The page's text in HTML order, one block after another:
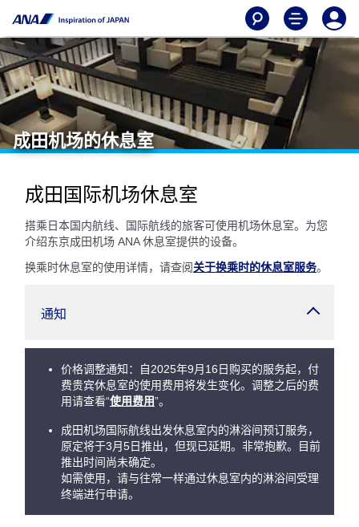
成田机场的休息室
成田国际机场休息室
搭乘日本国内航线、国际航线的旅客可使用机场休息室。为您
介绍东京成田机场 ANA 休息室提供的设备。
换乘时休息室的使用详情，请查阅关于换乘时的休息室服务。
通知
价格调整通知：自2025年9月16日购买的服务起，付
费贵宾休息室的使用费用将发生变化。调整之后的费
用请查看“使用费用”。
成田机场国际航线出发休息室内的淋浴间预订服务，
原定将于3月5日推出，但现已延期。非常抱歉。目前
推出时间尚未确定。
如需使用，请与往常一样通过休息室内的淋浴间受理
终端进行申请。